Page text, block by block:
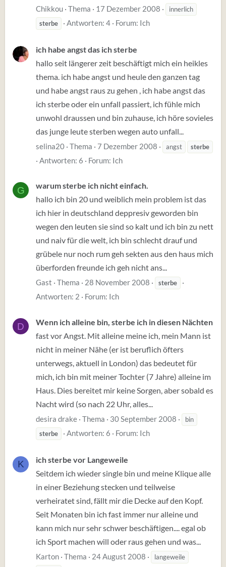
Chikkou Thema 17 Dezember 2008
innerlich
sterbe
Antworten: 4 Forum: Ich
ich habe angst das ich sterbe
hallo seit längerer zeit beschäftigt mich ein heikles
thema. ich habe angst und heule den ganzen tag
und habe angst raus zu gehen , ich habe angst das
ich sterbe oder ein unfall passiert, ich fühle mich
unwohl draussen und bin zuhause, ich höre sovieles
das junge leute sterben wegen auto unfall...
selina20 Thema 7 Dezember 2008 angst sterbe
Antworten: 6 Forum: Ich
G
warum sterbe ich nicht einfach.
hallo ich bin 20 und weiblich mein problem ist das
ich hier in deutschland deppresiv geworden bin
wegen den leuten sie sind so kalt und ich bin zu nett
und naiv für die welt, ich bin schlecht drauf und
grübele nur noch rum geh sekten aus den haus mich
überforden freunde ich geh nicht ans...
Gast Thema 28 November 2008 sterbe
Antworten: 2 Forum: Ich
D
Wenn ich alleine bin, sterbe ich in diesen Nächten
fast vor Angst. Mit alleine meine ich, mein Mann ist
nicht in meiner Nähe (er ist beruflich öfters
unterwegs, aktuell in London) das bedeutet für
mich, ich bin mit meiner Tochter (7 Jahre) alleine im
Haus. Dies bereitet mir keine Sorgen, aber sobald es
Nacht wird (so nach 22 Uhr, alles...
desira drake Thema 30 September 2008
bin
sterbe
Antworten: 6 Forum: Ich
K
ich sterbe vor Langeweile
Seitdem ich wieder single bin und meine Klique alle
in einer Beziehung stecken und teilweise
verheiratet sind, fällt mir die Decke auf den Kopf.
Seit Monaten bin ich fast immer nur alleine und
kann mich nur sehr schwer beschäftigen.... egal ob
ich Sport machen will oder raus gehen und was...
Karton Thema 24 August 2008
langeweile